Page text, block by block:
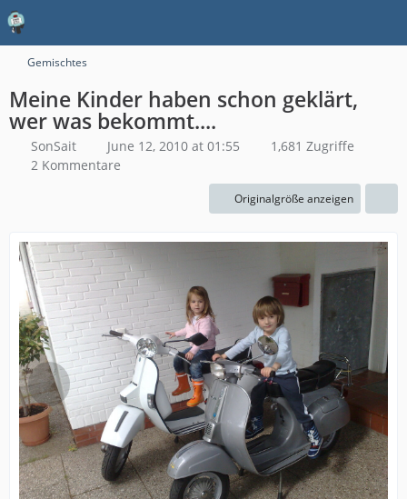
Gemischtes
Meine Kinder haben schon geklärt,
wer was bekommt....
SonSait June 12, 2010 at 01:55
1,681 Zugriffe
2 Kommentare
Originalgröße anzeigen